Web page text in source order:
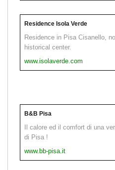
Residence Isola Verde
Residence in Pisa Cisanello,
historical center.
www.isolaverde.com
B&B Pisa
Il calore ed il comfort di una
di Pisa !
www.bb-pisa.it